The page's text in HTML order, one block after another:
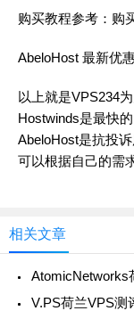
购买教程参考： 购
AbeloHost 最新优
以上就是VPS234
Hostwinds是最快
AbeloHost是抗投
可以根据自己的需
相关文章